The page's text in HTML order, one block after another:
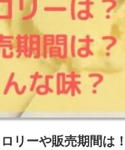
リーや販売期間は